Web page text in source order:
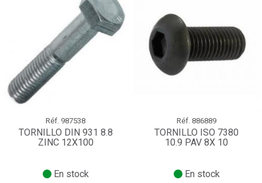
Réf. 987538
TORNILLO DIN 931 8.8
ZINC 12X100
En stock
Réf. 886889
TORNILLO ISO 7380
10.9 PAV 8X 10
En stock